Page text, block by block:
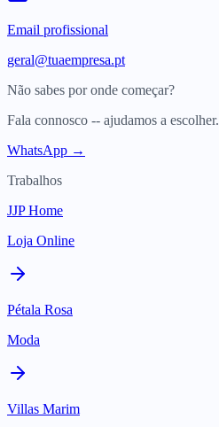
Email profissional
geral@tuaempresa.pt
Não sabes por onde começar?
Fala connosco -- ajudamos a escolher.
WhatsApp →
Trabalhos
JJP Home
Loja Online
Pétala Rosa
Moda
Villas Marim